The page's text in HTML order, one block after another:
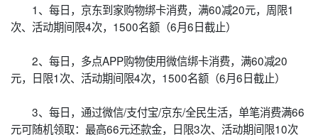
1、每日，京东到家购物绑卡消费，满60减20元，周限1
次、活动期间限4次，1500名额（6月6日截止）
2、每日，多点APP购物使用微信绑卡消费，满60减20
元，日限1次、活动期间限4次，1500名额（6月6日截止）
3、每日，通过微信/支付宝/京东/全民生活，单笔消费满66
元可随机领取：最高66元还款金，日限3次、活动期间限10次